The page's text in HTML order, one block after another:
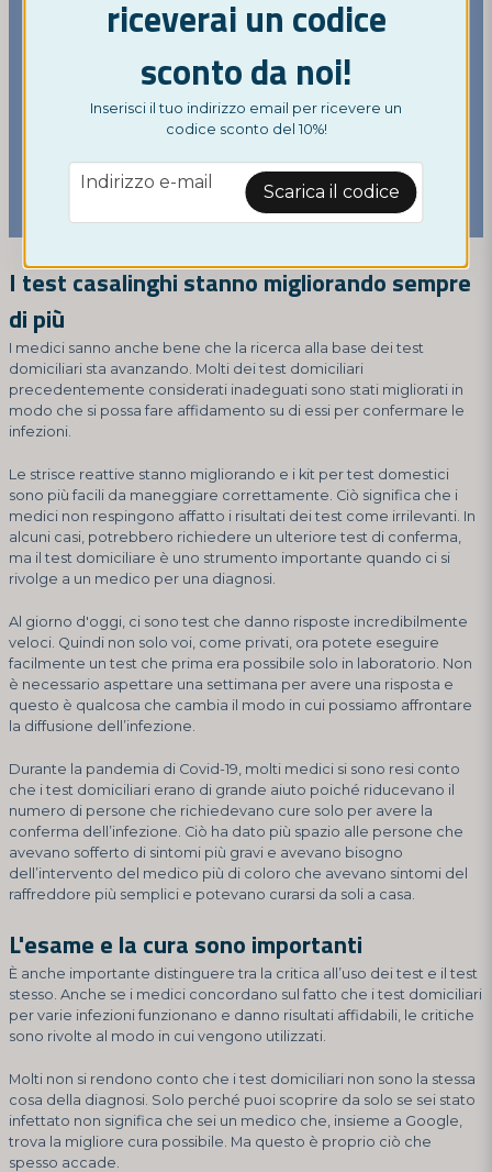
I test casalinghi stanno migliorando sempre
di più
I medici sanno anche bene che la ricerca alla base dei test
domiciliari sta avanzando. Molti dei test domiciliari
precedentemente considerati inadeguati sono stati migliorati in
modo che si possa fare affidamento su di essi per confermare le
infezioni.
Le strisce reattive stanno migliorando e i kit per test domestici
sono più facili da maneggiare correttamente. Ciò significa che i
medici non respingono affatto i risultati dei test come irrilevanti. In
alcuni casi, potrebbero richiedere un ulteriore test di conferma,
ma il test domiciliare è uno strumento importante quando ci si
rivolge a un medico per una diagnosi.
Al giorno d'oggi, ci sono test che danno risposte incredibilmente
veloci. Quindi non solo voi, come privati, ora potete eseguire
facilmente un test che prima era possibile solo in laboratorio. Non
è necessario aspettare una settimana per avere una risposta e
questo è qualcosa che cambia il modo in cui possiamo affrontare
la diffusione dell’infezione.
Durante la pandemia di Covid-19, molti medici si sono resi conto
che i test domiciliari erano di grande aiuto poiché riducevano il
numero di persone che richiedevano cure solo per avere la
conferma dell’infezione. Ciò ha dato più spazio alle persone che
avevano sofferto di sintomi più gravi e avevano bisogno
dell’intervento del medico più di coloro che avevano sintomi del
raffreddore più semplici e potevano curarsi da soli a casa.
L'esame e la cura sono importanti
È anche importante distinguere tra la critica all’uso dei test e il test
stesso. Anche se i medici concordano sul fatto che i test domiciliari
per varie infezioni funzionano e danno risultati affidabili, le critiche
sono rivolte al modo in cui vengono utilizzati.
Molti non si rendono conto che i test domiciliari non sono la stessa
cosa della diagnosi. Solo perché puoi scoprire da solo se sei stato
infettato non significa che sei un medico che, insieme a Google,
trova la migliore cura possibile. Ma questo è proprio ciò che
spesso accade.
riceverai un codice
sconto da noi!
Inserisci il tuo indirizzo email per ricevere un
codice sconto del 10%!
email
Indirizzo e-mail Scarica il codice